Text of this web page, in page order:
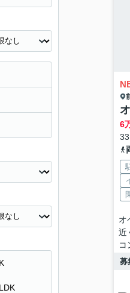
6
オ
近
コ
募